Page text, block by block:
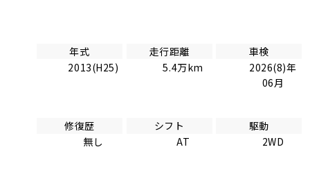
年式
2013(H25)
走行距離
5.4万km
車検
2026(8)年
06月
修復歴
無し
シフト
AT
駆動
2WD